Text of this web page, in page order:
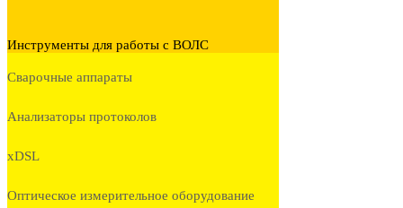
Инструменты для работы с ВОЛС
Сварочные аппараты
Анализаторы протоколов
xDSL
Оптическое измерительное оборудование